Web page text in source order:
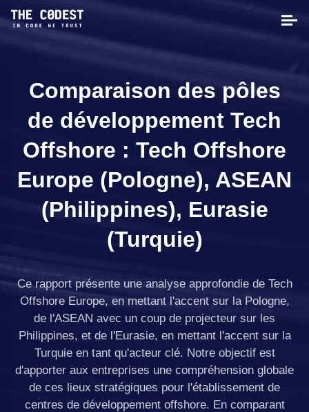
Comparaison des pôles
de développement Tech
Offshore : Tech Offshore
Europe (Pologne), ASEAN
(Philippines), Eurasie
(Turquie)
Ce rapport présente une analyse approfondie de Tech
Offshore Europe, en mettant l'accent sur la Pologne,
de l'ASEAN avec un coup de projecteur sur les
Philippines, et de l'Eurasie, en mettant l'accent sur la
Turquie en tant qu'acteur clé. Notre objectif est
d'apporter aux entreprises une compréhension globale
de ces lieux stratégiques pour l'établissement de
centres de développement offshore. En comparant